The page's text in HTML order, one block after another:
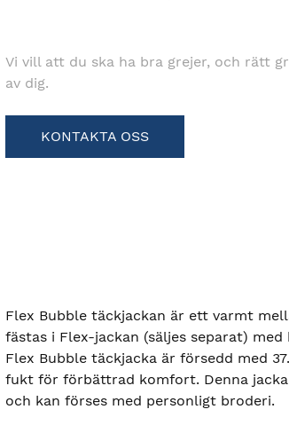
Vi vill att du ska ha bra grejer, och rätt
av dig.
KONTAKTA OSS
Flex Bubble täckjackan är ett varmt
fästas i Flex-jackan (säljes separat)
Flex Bubble täckjacka är försedd med
fukt för förbättrad komfort. Denna
och kan förses med personligt broderi.